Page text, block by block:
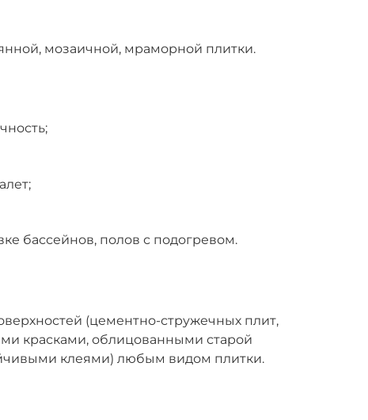
мозаичной, мраморной плитки.
бассейнов, полов с подогревом.
(цементно-стружечных плит,
красками, облицованными старой
клеями) любым видом плитки.